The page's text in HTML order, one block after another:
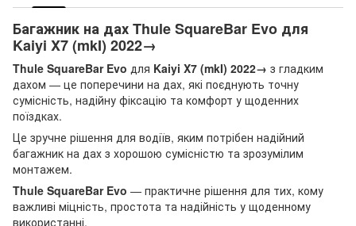
Багажник на дах Thule SquareBar Evo для
Kaiyi X7 (mkI) 2022→
Thule SquareBar Evo для Kaiyi X7 (mkI) 2022→ з гладким
дахом — це поперечини на дах, які поєднують точну
сумісність, надійну фіксацію та комфорт у щоденних
поїздках.
Це зручне рішення для водіїв, яким потрібен надійний
багажник на дах з хорошою сумісністю та зрозумілим
монтажем.
Thule SquareBar Evo — практичне рішення для тих, кому
важливі міцність, простота та надійність у щоденному
використанні.